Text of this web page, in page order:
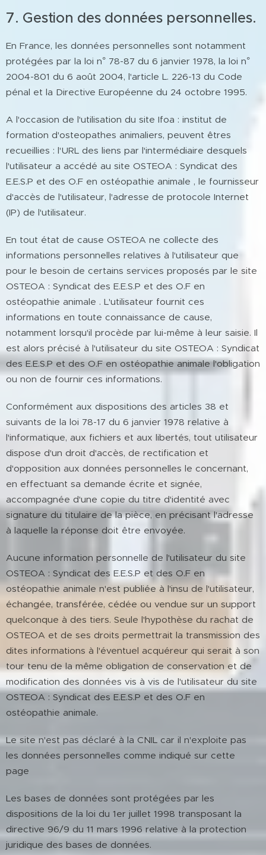
7. Gestion des données personnelles.
En France, les données personnelles sont notamment
protégées par la loi n° 78-87 du 6 janvier 1978, la loi n°
2004-801 du 6 août 2004, l'article L. 226-13 du Code
pénal et la Directive Européenne du 24 octobre 1995.
A l'occasion de l'utilisation du site Ifoa : institut de
formation d'osteopathes animaliers, peuvent êtres
recueillies : l'URL des liens par l'intermédiaire desquels
l'utilisateur a accédé au site OSTEOA : Syndicat des
E.E.S.P et des O.F en ostéopathie animale , le fournisseur
d'accès de l'utilisateur, l'adresse de protocole Internet
(IP) de l'utilisateur.
En tout état de cause OSTEOA ne collecte des
informations personnelles relatives à l'utilisateur que
pour le besoin de certains services proposés par le site
OSTEOA : Syndicat des E.E.S.P et des O.F en
ostéopathie animale . L'utilisateur fournit ces
informations en toute connaissance de cause,
notamment lorsqu'il procède par lui-même à leur saisie. Il
est alors précisé à l'utilisateur du site OSTEOA : Syndicat
des E.E.S.P et des O.F en ostéopathie animale l'obligation
ou non de fournir ces informations.
Conformément aux dispositions des articles 38 et
suivants de la loi 78-17 du 6 janvier 1978 relative à
l'informatique, aux fichiers et aux libertés, tout utilisateur
dispose d'un droit d'accès, de rectification et
d'opposition aux données personnelles le concernant,
en effectuant sa demande écrite et signée,
accompagnée d'une copie du titre d'identité avec
signature du titulaire de la pièce, en précisant l'adresse
à laquelle la réponse doit être envoyée.
Aucune information personnelle de l'utilisateur du site
OSTEOA : Syndicat des E.E.S.P et des O.F en
ostéopathie animale n'est publiée à l'insu de l'utilisateur,
échangée, transférée, cédée ou vendue sur un support
quelconque à des tiers. Seule l'hypothèse du rachat de
OSTEOA et de ses droits permettrait la transmission des
dites informations à l'éventuel acquéreur qui serait à son
tour tenu de la même obligation de conservation et de
modification des données vis à vis de l'utilisateur du site
OSTEOA : Syndicat des E.E.S.P et des O.F en
ostéopathie animale.
Le site n'est pas déclaré à la CNIL car il n'exploite pas
les données personnelles comme indiqué sur cette
page
Les bases de données sont protégées par les
dispositions de la loi du 1er juillet 1998 transposant la
directive 96/9 du 11 mars 1996 relative à la protection
juridique des bases de données.